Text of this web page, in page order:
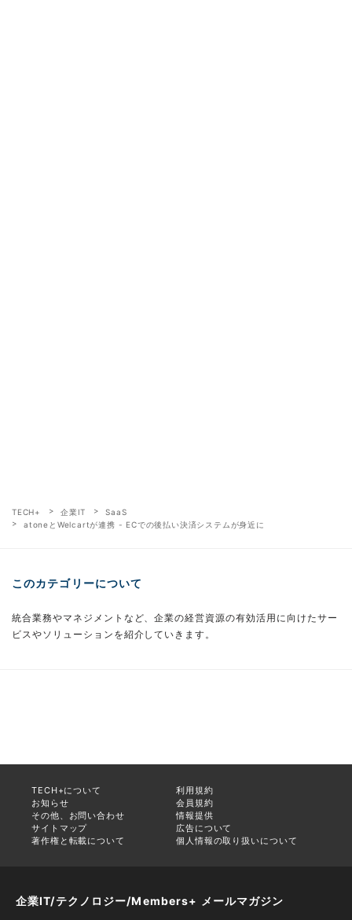
TECH+ 企業IT
SaaS
atoneとWelcartが連携 - ECでの後払い決済システムが身近に
このカテゴリーについて
統合業務やマネジメントなど、企業の経営資源の有効活用に向けたサー
ビスやソリューションを紹介していきます。
TECH+について
利用規約
お知らせ
会員規約
その他、お問い合わせ
情報提供
サイトマップ
広告について
著作権と転載について
個人情報の取り扱いについて
企業IT/テクノロジー/Members+ メールマガジン